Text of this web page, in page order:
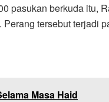
pasukan berkuda itu,
tersebut terjadi
Masa Haid